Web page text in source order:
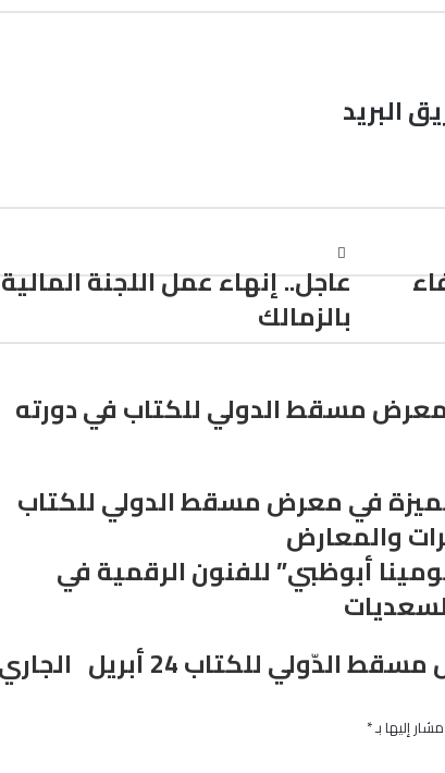
البريد
عاجل.. إنهاء عمل اللجنة المالية
بالزمالك
مسقط الدولي للكتاب في دورته
في معرض مسقط الدولي للكتاب
والمعارض
أبوظبي” للفنون الرقمية في
إليها بـ*